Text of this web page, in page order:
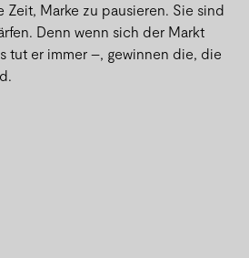
Zeit, Marke zu pausieren. Sie sind
Denn wenn sich der Markt
tut er immer –, gewinnen die, die